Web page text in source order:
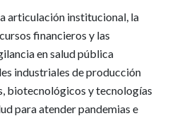
articulación institucional, la
financieros y las
en salud pública
industriales de producción
biotecnológicos y tecnologías
para atender pandemias e